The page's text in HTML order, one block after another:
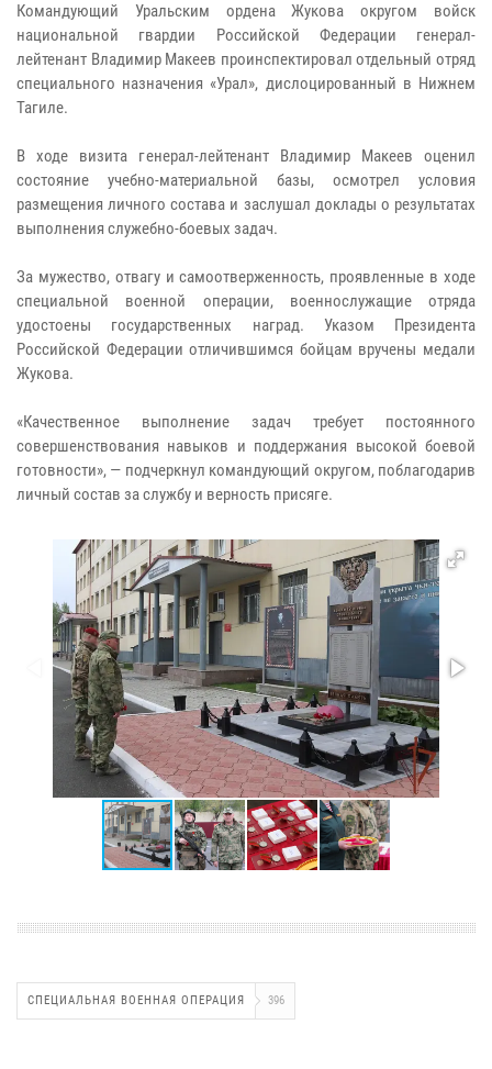
Командующий Уральским ордена Жукова округом войск
национальной гвардии Российской Федерации генерал-
лейтенант Владимир Макеев проинспектировал отдельный отряд
специального назначения «Урал», дислоцированный в Нижнем
Тагиле.
В ходе визита генерал-лейтенант Владимир Макеев оценил
состояние учебно-материальной базы, осмотрел условия
размещения личного состава и заслушал доклады о результатах
выполнения служебно-боевых задач.
За мужество, отвагу и самоотверженность, проявленные в ходе
специальной военной операции, военнослужащие отряда
удостоены государственных наград. Указом Президента
Российской Федерации отличившимся бойцам вручены медали
Жукова.
«Качественное выполнение задач требует постоянного
совершенствования навыков и поддержания высокой боевой
готовности», — подчеркнул командующий округом, поблагодарив
личный состав за службу и верность присяге.
СПЕЦИАЛЬНАЯ ВОЕННАЯ ОПЕРАЦИЯ 396